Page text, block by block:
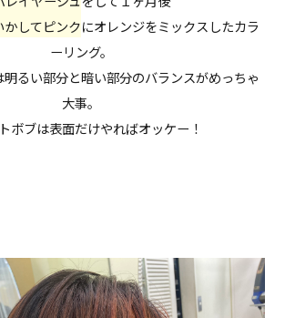
してピンクにオレンジをミックスしたカラ
ーリング。
明るい部分と暗い部分のバランスがめっちゃ
大事。
ボブは表面だけやればオッケー！